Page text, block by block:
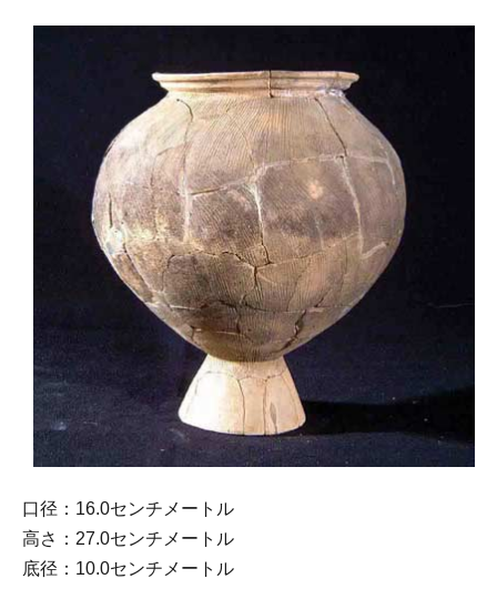
口径：16.0センチメートル
高さ：27.0センチメートル
底径：10.0センチメートル